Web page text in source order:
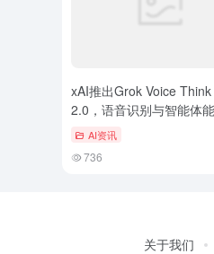
xAI推出Grok Voice
2.0，语音识别与智能体
面升级
AI资讯
736
关于我们